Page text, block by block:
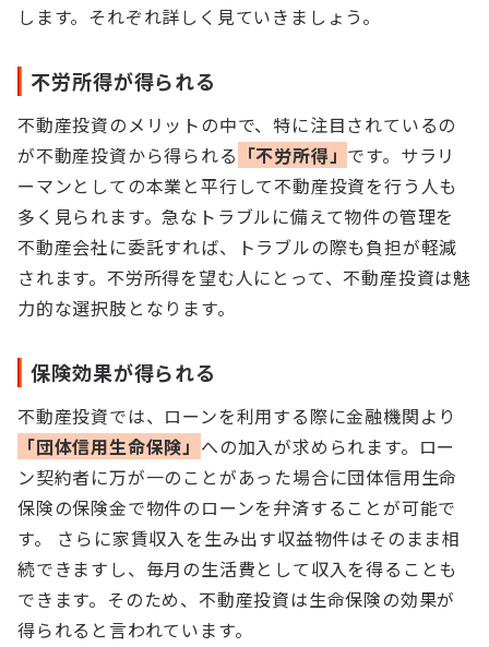
します。それぞれ詳しく見ていきましょう。
不労所得が得られる
不動産投資のメリットの中で、特に注目されているの
が不動産投資から得られる 「不労所得」 です。サラリ
ーマンとしての本業と平行して不動産投資を行う人も
多く見られます。急なトラブルに備えて物件の管理を
不動産会社に委託すれば、トラブルの際も負担が軽減
されます。不労所得を望む人にとって、不動産投資は魅
力的な選択肢となります。
保険効果が得られる
不動産投資では、ローンを利用する際に金融機関より
「団体信用生命保険」 への加入が求められます。ロー
ン契約者に万が一のことがあった場合に団体信用生命
保険の保険金で物件のローンを弁済することが可能で
す。 さらに家賃収入を生み出す収益物件はそのまま相
続できますし、毎月の生活費として収入を得ることも
できます。そのため、不動産投資は生命保険の効果が
得られると言われています。